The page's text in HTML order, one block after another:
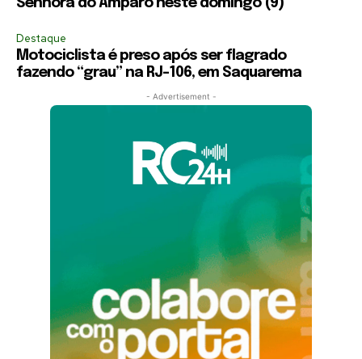
Senhora do Amparo neste domingo (9)
Destaque
Motociclista é preso após ser flagrado
fazendo “grau” na RJ-106, em Saquarema
- Advertisement -